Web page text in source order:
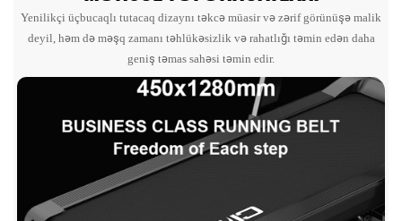
Yenilikçi üçbucaqlı tutacaq dizaynı təkcə müasir və zərif görünüşə malik
deyil, həm də məşq zamanı təhlükəsizlik və rahatlığı təmin edən daha
geniş təmas sahəsi təmin edir.